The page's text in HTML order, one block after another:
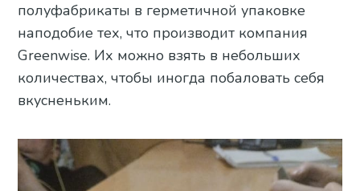
полуфабрикаты в герметичной упаковке
наподобие тех, что производит компания
Greenwise. Их можно взять в небольших
количествах, чтобы иногда побаловать себя
вкусненьким.